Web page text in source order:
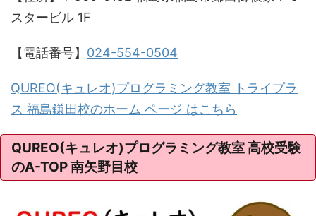
スタービル 1F
【電話番号】 024-554-0504
QUREO(キュレオ)プログラミング教室 トライプラ
ス 福島鎌田校のホーム ページ はこちら
QUREO(キュレオ)プログラミング教室 高校受験
のA-TOP 南矢野目校